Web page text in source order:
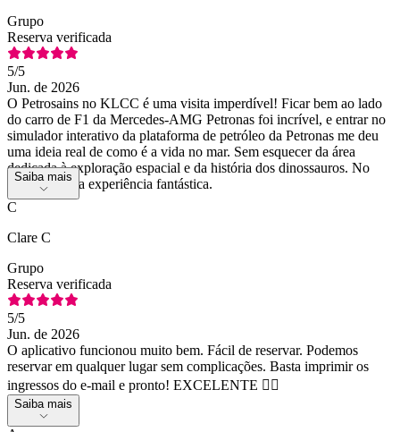
Grupo
Reserva verificada
5/5
Jun. de 2026
O Petrosains no KLCC é uma visita imperdível! Ficar bem ao lado
do carro de F1 da Mercedes-AMG Petronas foi incrível, e entrar no
simulador interativo da plataforma de petróleo da Petronas me deu
uma ideia real de como é a vida no mar. Sem esquecer da área
dedicada à exploração espacial e da história dos dinossauros. No
geral, foi uma experiência fantástica.
Saiba mais
C
Clare C
Grupo
Reserva verificada
5/5
Jun. de 2026
O aplicativo funcionou muito bem. Fácil de reservar. Podemos
reservar em qualquer lugar sem complicações. Basta imprimir os
ingressos do e-mail e pronto! EXCELENTE 👌🏻
Saiba mais